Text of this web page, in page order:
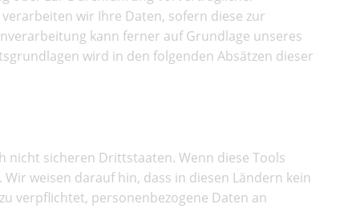
wir Ihre Daten, sofern diese zur
kann ferner auf Grundlage unseres
wird in den folgenden Absätzen dieser
sicheren Drittstaaten. Wenn diese Tools
weisen darauf hin, dass in diesen Ländern kein
verpflichtet, personenbezogene Daten an